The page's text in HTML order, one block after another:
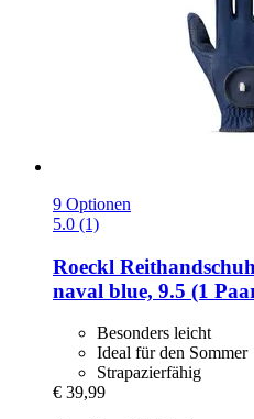
9 Optionen
5.0 (1)
Roeckl
naval blue, 9.5 (1
Besonders leicht
Ideal für den Sommer
Strapazierfähig
€ 39,99